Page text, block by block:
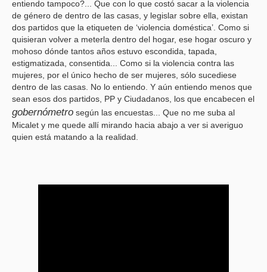
entiendo tampoco?... Que con lo que costó sacar a la violencia
de género de dentro de las casas, y legislar sobre ella, existan
dos partidos que la etiqueten de ‘violencia doméstica’. Como si
quisieran volver a meterla dentro del hogar, ese hogar oscuro y
mohoso dónde tantos años estuvo escondida, tapada,
estigmatizada, consentida... Como si la violencia contra las
mujeres, por el único hecho de ser mujeres, sólo sucediese
dentro de las casas. No lo entiendo. Y aún entiendo menos que
sean esos dos partidos, PP y Ciudadanos, los que encabecen el
gobernómetro según las encuestas... Que no me suba al
Micalet y me quede allí mirando hacia abajo a ver si averiguo
quien está matando a la realidad.